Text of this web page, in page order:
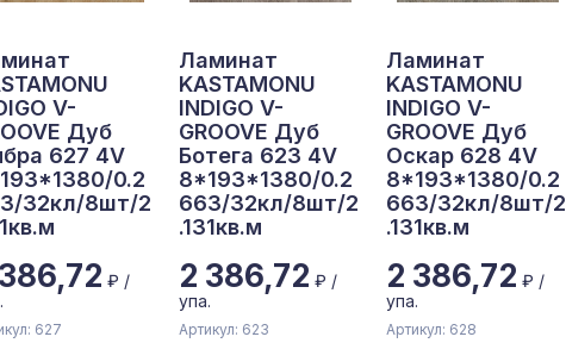
V-
Дуб
627 4V
0.2
32кл/8шт/2
₽ /
627
Ламинат
KASTAMONU
INDIGO V-
GROOVE Дуб
Ботега 623 4V
8*193*1380/0.2
663/32кл/8шт/2
.131кв.м
2 386,72 ₽ /
упа.
Артикул: 623
Ламинат
KASTAMONU
INDIGO V-
GROOVE Дуб
Оскар 628 4V
8*193*1380/0.2
663/32кл/8шт/2
.131кв.м
2 386,72 ₽ /
упа.
Артикул: 628